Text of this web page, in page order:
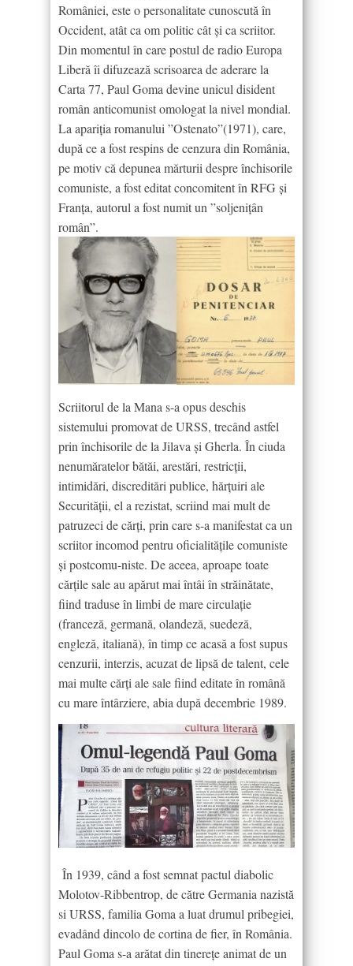
României, este o personalitate cunoscută în
Occident, atât ca om politic cât și ca scriitor.
Din momentul în care postul de radio Europa
Liberă îi difuzează scrisoarea de aderare la
Carta 77, Paul Goma devine unicul disident
român anticomunist omologat la nivel mondial.
La apariția romanului ”Ostenato”(1971), care,
după ce a fost respins de cenzura din România,
pe motiv că depunea mărturii despre închisorile
comuniste, a fost editat concomitent în RFG și
Franța, autorul a fost numit un ”soljenițân
român”.
Scriitorul de la Mana s-a opus deschis
sistemului promovat de URSS, trecând astfel
prin închisorile de la Jilava și Gherla. În ciuda
nenumăratelor bătăi, arestări, restricții,
intimidări, discreditări publice, hărțuiri ale
Securității, el a rezistat, scriind mai mult de
patruzeci de cărți, prin care s-a manifestat ca un
scriitor incomod pentru oficialitățile comuniste
și postcomu-niste. De aceea, aproape toate
cărțile sale au apărut mai întâi în străinătate,
fiind traduse în limbi de mare circulație
(franceză, germană, olandeză, suedeză,
engleză, italiană), în timp ce acasă a fost supus
cenzurii, interzis, acuzat de lipsă de talent, cele
mai multe cărți ale sale fiind editate în română
cu mare întârziere, abia după decembrie 1989.
În 1939, când a fost semnat pactul diabolic
Molotov-Ribbentrop, de către Germania nazistă
si URSS, familia Goma a luat drumul pribegiei,
evadând dincolo de cortina de fier, în România.
Paul Goma s-a arătat din tinereţe animat de un